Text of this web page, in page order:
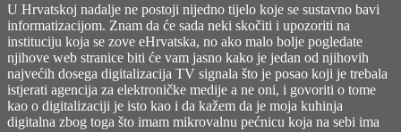
U Hrvatskoj nadalje ne postoji nijedno tijelo koje se sustavno bavi
informatizacijom. Znam da će sada neki skočiti i upozoriti na
instituciju koja se zove eHrvatska, no ako malo bolje pogledate
njihove web stranice biti će vam jasno kako je jedan od njihovih
najvećih dosega digitalizacija TV signala što je posao koji je trebala
istjerati agencija za elektroničke medije a ne oni, i govoriti o tome
kao o digitalizaciji je isto kao i da kažem da je moja kuhinja
digitalna zbog toga što imam mikrovalnu pećnicu koja na sebi ima